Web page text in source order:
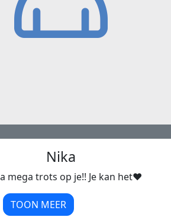
Nika
mega trots op je!! Je kan het♥️
TOON MEER